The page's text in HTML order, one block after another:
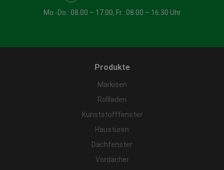
Mo.-Do.: 08.00 – 17.00, Fr.: 08.00 – 16.30 Uhr
Produkte
Markisen
Rollladen
Kunststofffenster
Haustüren
Dachfenster
Vordächer